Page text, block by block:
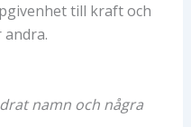
till kraft och
namn och några